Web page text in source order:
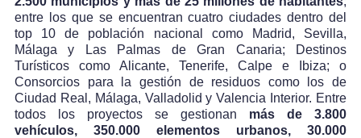
entre los que se encuentran cuatro ciudades dentro del
top 10 de población nacional como Madrid, Sevilla,
Málaga y Las Palmas de Gran Canaria; Destinos
Turísticos como Alicante, Tenerife, Calpe e Ibiza; o
Consorcios para la gestión de residuos como los de
Ciudad Real, Málaga, Valladolid y Valencia Interior. Entre
todos los proyectos se gestionan más de 3.800
vehículos, 350.000 elementos urbanos, 30.000